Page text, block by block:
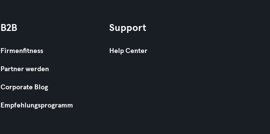
B2B
Firmenfitness
Partner werden
Corporate Blog
Empfehlungsprogramm
Support
Help Center